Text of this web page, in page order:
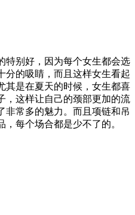
特别好，因为每个女生都会选
分的吸睛，而且这样女生看起
其是在夏天的时候，女生都喜
，这样让自己的颈部更加的流
非常多的魅力。而且项链和吊
每个场合都是少不了的。